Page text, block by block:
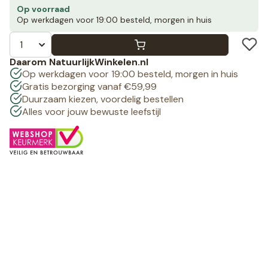
Op voorraad
Op werkdagen voor 19:00 besteld, morgen in huis
Daarom NatuurlijkWinkelen.nl
Op werkdagen voor 19:00 besteld, morgen in huis
Gratis bezorging vanaf €59,99
Duurzaam kiezen, voordelig bestellen
Alles voor jouw bewuste leefstijl